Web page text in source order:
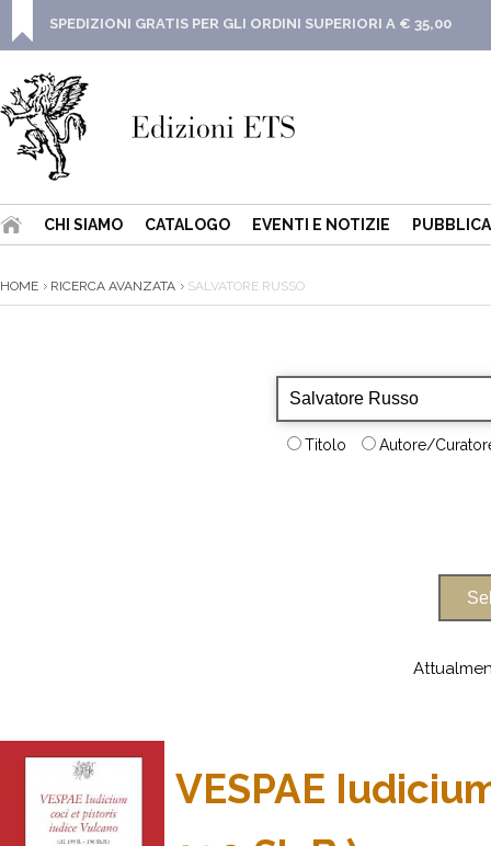
SPEDIZIONI GRATIS PER GLI ORDINI SUPERIORI A € 35,00
CHI SIAMO CATALOGO EVENTI E NOTIZIE
HOME RICERCA AVANZATA SALVATORE RUSSO
Titolo Autore/
VESPAE